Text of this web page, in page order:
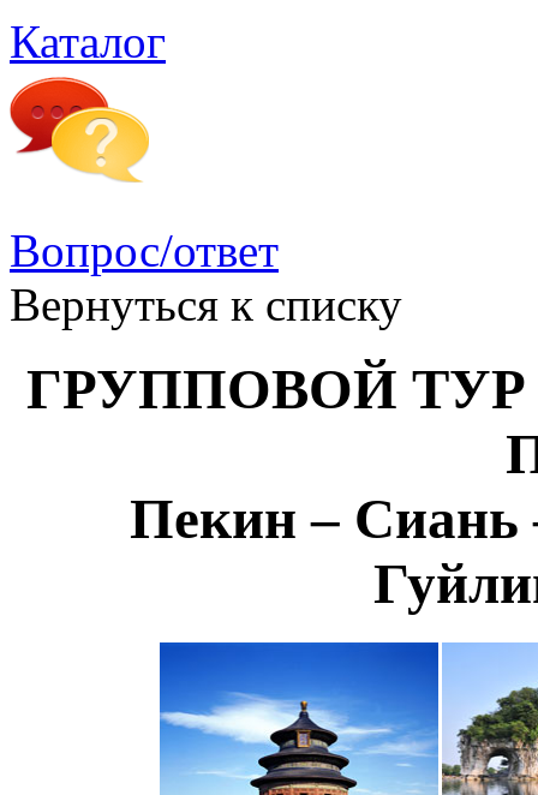
Каталог
Вопрос/ответ
Вернуться к списку
ГРУППОВОЙ ТУР
Пекин – Сиань